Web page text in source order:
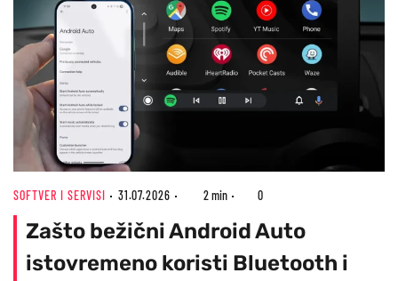
SOFTVER I SERVISI 31.07.2026 2 min 0
Zašto bežični Android Auto
istovremeno koristi Bluetooth i